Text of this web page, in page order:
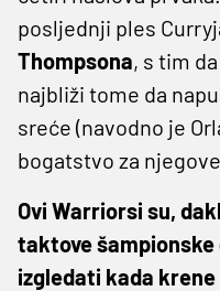
posljednji ples
Thompsona, s tim
najbliži tome da
sreće (navodno je
bogatstvo za
Ovi Warriorsi su,
taktove šampionske
izgledati kada